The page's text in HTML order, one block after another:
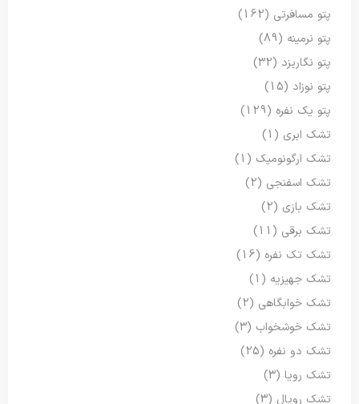
پتو مسافرتی (162)
پتو نرمینه (89)
پتو نگاریزد (32)
پتو نوزاد (15)
پتو یک نفره (129)
تشک ابری (1)
تشک ارگونومیک (1)
تشک اسفنجی (2)
تشک بازی (2)
تشک برقی (11)
تشک تک نفره (16)
تشک جهیزیه (1)
تشک خوابگاهی (2)
تشک خوشخواب (3)
تشک دو نفره (25)
تشک رویا (3)
تشک رویال (3)